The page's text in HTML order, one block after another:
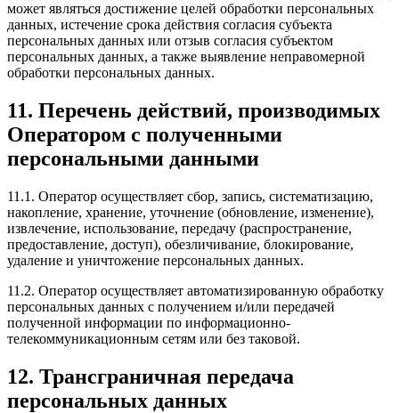
может являться достижение целей обработки персональных
данных, истечение срока действия согласия субъекта
персональных данных или отзыв согласия субъектом
персональных данных, а также выявление неправомерной
обработки персональных данных.
11. Перечень действий, производимых
Оператором с полученными
персональными данными
11.1. Оператор осуществляет сбор, запись, систематизацию,
накопление, хранение, уточнение (обновление, изменение),
извлечение, использование, передачу (распространение,
предоставление, доступ), обезличивание, блокирование,
удаление и уничтожение персональных данных.
11.2. Оператор осуществляет автоматизированную обработку
персональных данных с получением и/или передачей
полученной информации по информационно-
телекоммуникационным сетям или без таковой.
12. Трансграничная передача
персональных данных